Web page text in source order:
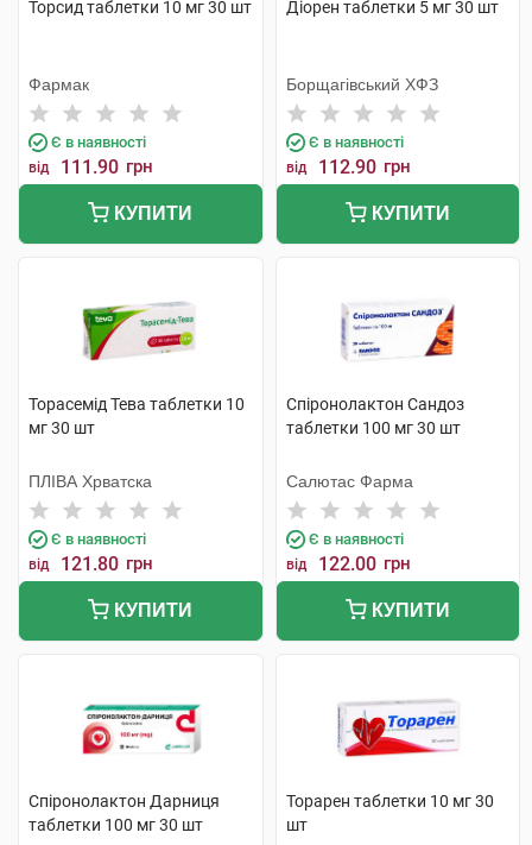
Торсид таблетки 10 мг 30 шт
Фармак
Є в наявності
від 111.90 грн
КУПИТИ
Діорен таблетки 5 мг 30 шт
Борщагівський ХФЗ
Є в наявності
від 112.90 грн
КУПИТИ
Торасемід Тева таблетки 10
мг 30 шт
ПЛІВА Хрватска
Є в наявності
від 121.80 грн
КУПИТИ
Спіронолактон Сандоз
таблетки 100 мг 30 шт
Салютас Фарма
Є в наявності
від 122.00 грн
КУПИТИ
Спіронолактон Дарниця
таблетки 100 мг 30 шт
Торарен таблетки 10 мг 30
шт